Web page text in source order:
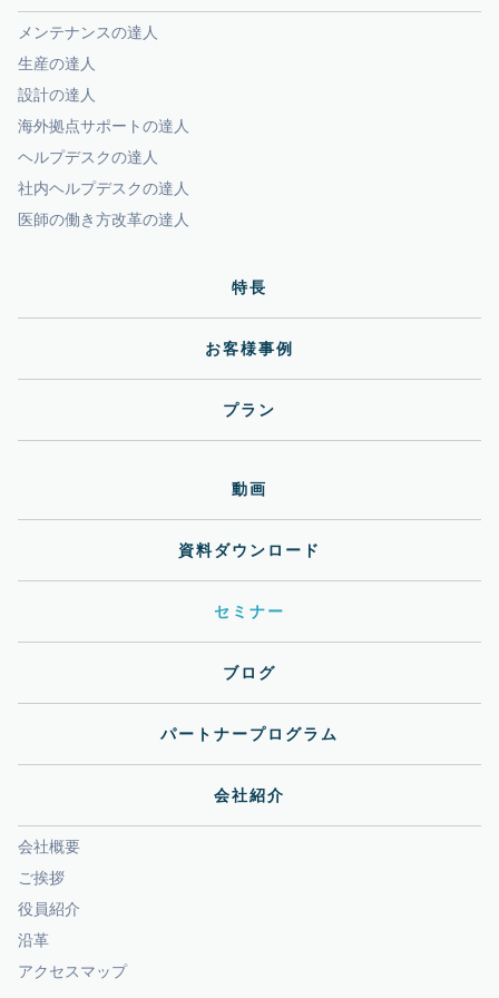
メンテナンスの達人
生産の達人
設計の達人
海外拠点サポートの達人
ヘルプデスクの達人
社内ヘルプデスクの達人
医師の働き方改革の達人
特長
お客様事例
プラン
動画
資料ダウンロード
セミナー
ブログ
パートナープログラム
会社紹介
会社概要
ご挨拶
役員紹介
沿革
アクセスマップ